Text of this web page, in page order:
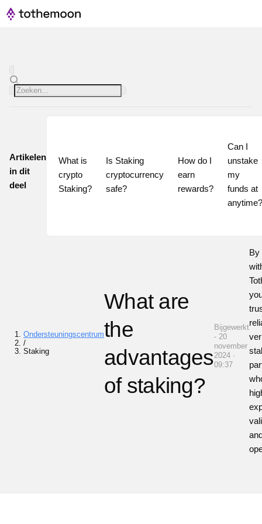
Artikelen
in dit
deel
What is
crypto
Staking?
Is Staking
cryptocurrency
safe?
How do I
earn
rewards?
Can I
unstake
my
funds at
Ondersteuningscentrum
/
Staking
What are
the
advantages
of staking?
Bijgewerkt
- 20
november
2024 ·
09:37
By